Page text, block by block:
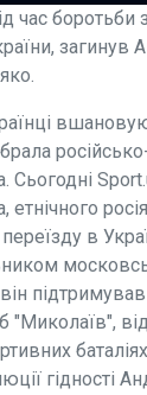
час боротьби
загинув
Сьогодні
етнічного
в
підтримував
"Миколаїв",
гідності